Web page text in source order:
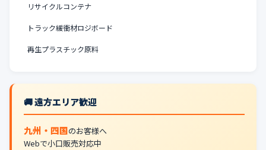
リサイクルコンテナ
トラック緩衝材ロジボード
再生プラスチック原料
🚚 遠方エリア歓迎
九州・四国のお客様へ
Webで小口販売対応中